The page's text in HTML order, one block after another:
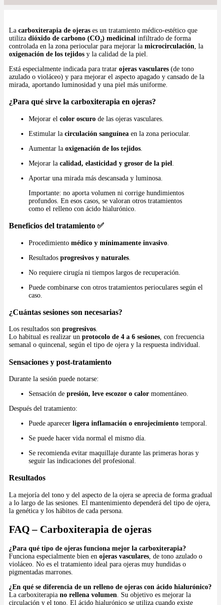
La carboxiterapia de ojeras es un tratamiento médico-estético que
utiliza dióxido de carbono (CO₂) medicinal infiltrado de forma
controlada en la zona periocular para mejorar la microcirculación, la
oxigenación de los tejidos y la calidad de la piel.
Está especialmente indicada para tratar ojeras vasculares (de tono
azulado o violáceo) y para mejorar el aspecto apagado y cansado de la
mirada, aportando luminosidad y una piel más uniforme.
¿Para qué sirve la carboxiterapia en ojeras?
Mejorar el color oscuro de las ojeras vasculares.
Estimular la circulación sanguínea en la zona periocular.
Aumentar la oxigenación de los tejidos
Mejorar la calidad, elasticidad y grosor de la piel
Aportar una mirada más descansada y luminosa.
Importante: no aporta volumen ni corrige hundimientos
profundos. En esos casos, se valoran otros tratamientos
como el relleno con ácido hialurónico.
Beneficios del tratamiento ✅
Procedimiento médico y mínimamente invasivo
Resultados progresivos y naturales
No requiere cirugía ni tiempos largos de recuperación.
Puede combinarse con otros tratamientos perioculares según el
caso.
¿Cuántas sesiones son necesarias?
Los resultados son progresivos.
Lo habitual es realizar un protocolo de 4 a 6 sesiones, con frecuencia
semanal o quincenal, según el tipo de ojera y la respuesta individual.
Sensaciones y post-tratamiento
Durante la sesión puede notarse:
Sensación de presión, leve escozor o calor momentáneo.
Después del tratamiento:
Puede aparecer ligera inflamación o enrojecimiento temporal.
Se puede hacer vida normal el mismo día.
Se recomienda evitar maquillaje durante las primeras horas y
seguir las indicaciones del profesional.
Resultados
La mejoría del tono y del aspecto de la ojera se aprecia de forma gradual
a lo largo de las sesiones. El mantenimiento dependerá del tipo de ojera,
la genética y los hábitos de cada persona.
FAQ – Carboxiterapia de ojeras
¿Para qué tipo de ojeras funciona mejor la carboxiterapia?
Funciona especialmente bien en ojeras vasculares , de tono azulado o
violáceo. No es el tratamiento ideal para ojeras muy hundidas o
pigmentadas marrones.
¿En qué se diferencia de un relleno de ojeras con ácido hialurónico?
La carboxiterapia no rellena volumen . Su objetivo es mejorar la
circulación y el tono. El ácido hialurónico se utiliza cuando existe